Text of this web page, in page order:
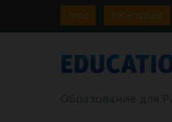
Вход Регистрация